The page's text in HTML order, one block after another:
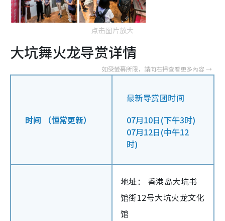
点击图片放大
大坑舞火龙导赏详情
时间 （恒常更新）
最新导赏团时间
07月10日(下午3时)
07月12日(中午12
时)
地址： 香港岛大坑书
馆街12号大坑火龙文化
馆